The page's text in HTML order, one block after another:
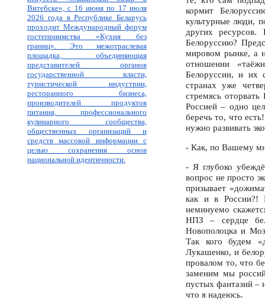
Витебске», с 16 июня по 17 июля
2026 года в Республике Беларусь
проходит Международный форум
гостеприимства «Кухня без
границ». Это межотраслевая
площадка, объединяющая
представителей органов
государственной власти,
туристической индустрии,
ресторанного бизнеса,
производителей продуктов
питания, профессионального
кулинарного сообщества,
общественных организаций и
средств массовой информации с
целью сохранения основ
национальной идентичности.
кормит
культурные люди,
других
Белоруссию?
мировом рынке, а
отношении
Белоруссии, и их
странах уже
стремясь
Россией – одно
беречь то, что
нужно развивать
- Как, по Вашему
- Я глубоко
вопрос не просто
призывает
как и в России?!
неминуемо
НПЗ – сердце
Новополоцка и
Так кого будем
Лукашенко, и
провалом то, что
заменим мы
пустых фантазий –
что я надеюсь.